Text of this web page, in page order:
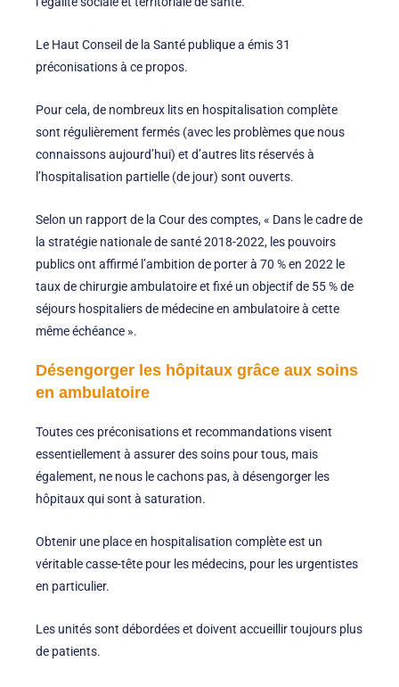
Le Haut Conseil de la Santé publique a émis 31
préconisations à ce propos.
Pour cela, de nombreux lits en hospitalisation complète
sont régulièrement fermés (avec les problèmes que nous
connaissons aujourd’hui) et d’autres lits réservés à
l’hospitalisation partielle (de jour) sont ouverts.
Selon un rapport de la Cour des comptes, « Dans le cadre de
la stratégie nationale de santé 2018-2022, les pouvoirs
publics ont affirmé l’ambition de porter à 70 % en 2022 le
taux de chirurgie ambulatoire et fixé un objectif de 55 % de
séjours hospitaliers de médecine en ambulatoire à cette
même échéance ».
Désengorger les hôpitaux grâce aux soins
en ambulatoire
Toutes ces préconisations et recommandations visent
essentiellement à assurer des soins pour tous, mais
également, ne nous le cachons pas, à désengorger les
hôpitaux qui sont à saturation.
Obtenir une place en hospitalisation complète est un
véritable casse-tête pour les médecins, pour les urgentistes
en particulier.
Les unités sont débordées et doivent accueillir toujours plus
de patients.